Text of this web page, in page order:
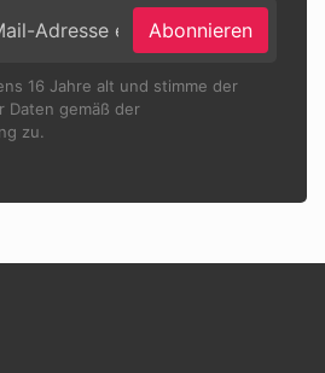
Abonnieren
16 Jahre alt und stimme der
Daten gemäß der
zu.